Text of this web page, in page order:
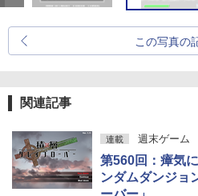
この写真の
関連記事
連載 週末ゲーム
第560回：瘴気
ンダムダンジョ